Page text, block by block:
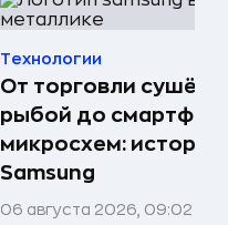
Технологии
От торговли
рыбой до
микросхем: история
Samsung
06 августа 2026, 09:02